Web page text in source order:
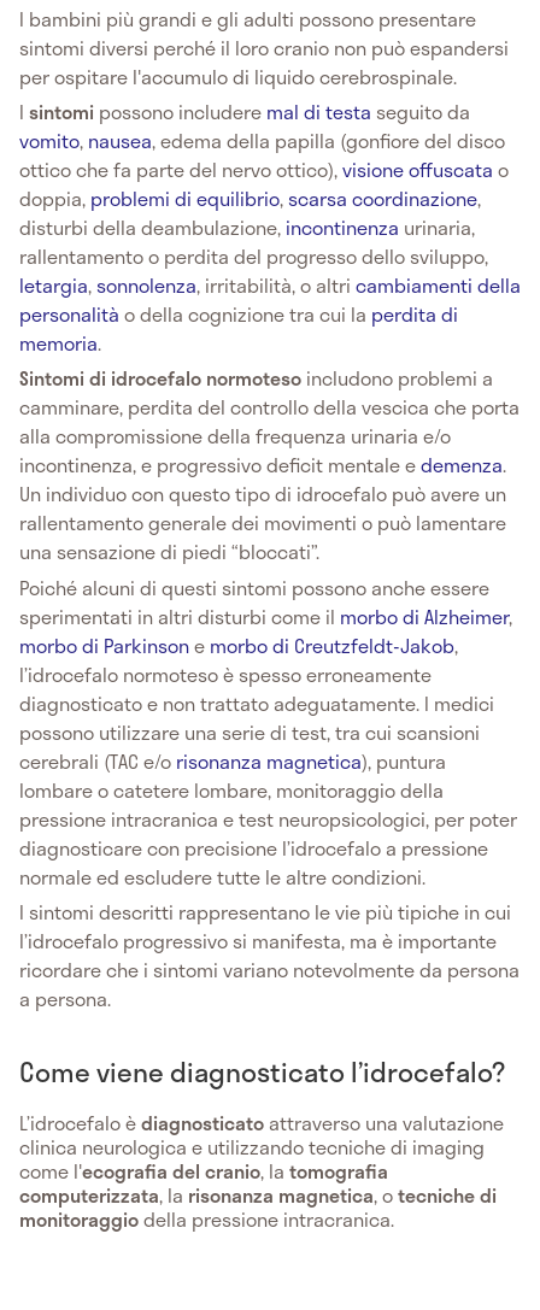
I bambini più grandi e gli adulti possono presentare
sintomi diversi perché il loro cranio non può espandersi
per ospitare l'accumulo di liquido cerebrospinale.
I sintomi possono includere mal di testa seguito da
vomito, nausea, edema della papilla (gonfiore del disco
ottico che fa parte del nervo ottico),visione offuscata o
doppia, problemi di equilibrio,scarsa coordinazione,
disturbi della deambulazione, incontinenza urinaria,
rallentamento o perdita del progresso dello sviluppo,
letargia,sonnolenza, irritabilità, o altri cambiamenti della
personalità o della cognizione tra cui la perdita di
memoria.
Sintomi di idrocefalo normoteso includono problemi a
camminare, perdita del controllo della vescica che porta
alla compromissione della frequenza urinaria e/o
incontinenza, e progressivo deficit mentale edemenza.
Un individuo con questo tipo di idrocefalo può avere un
rallentamento generale dei movimenti o può lamentare
una sensazione di piedi “bloccati”.
Poiché alcuni di questi sintomi possono anche essere
sperimentati in altri disturbi come il morbo di Alzheimer,
morbo di Parkinsone morbo di Creutzfeldt-Jakob,
l’idrocefalo normoteso è spesso erroneamente
diagnosticato e non trattato adeguatamente. I medici
possono utilizzare una serie di test, tra cui scansioni
cerebrali (TAC e/o risonanza magnetica), puntura
lombare o catetere lombare, monitoraggio della
pressione intracranica e test neuropsicologici, per poter
diagnosticare con precisione l’idrocefalo a pressione
normale ed escludere tutte le altre condizioni.
I sintomi descritti rappresentano le vie più tipiche in cui
l’idrocefalo progressivo si manifesta, ma è importante
ricordare che i sintomi variano notevolmente da persona
a persona.
Come viene diagnosticato l’idrocefalo?
L’idrocefalo èdiagnosticato attraverso una valutazione
clinica neurologica e utilizzando tecniche di imaging
come l'ecografia del cranio, la tomografia
computerizzata, la risonanza magnetica, otecniche di
monitoraggiodella pressione intracranica.